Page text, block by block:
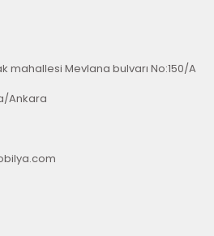
mahallesi Mevlana bulvarı No:150/A
Ankara